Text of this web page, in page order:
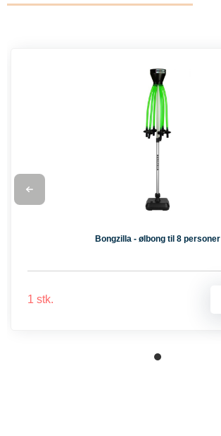
Bongzilla - ølbong til 8 personer
1 stk.